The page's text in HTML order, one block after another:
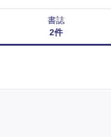
書誌
2件